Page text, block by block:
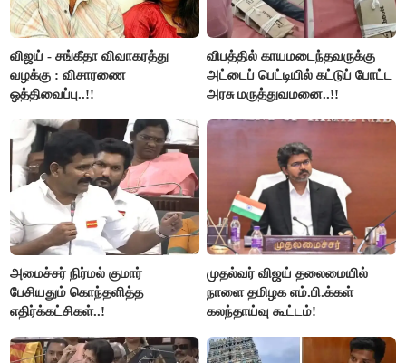
விஜய் - சங்கீதா விவாகரத்து
வழக்கு : விசாரணை
ஒத்திவைப்பு..!!
விபத்தில் காயமடைந்தவருக்கு
அட்டைப் பெட்டியில் கட்டுப் போட்ட
அரசு மருத்துவமனை..!!
அமைச்சர் நிர்மல் குமார்
பேசியதும் கொந்தளித்த
எதிர்க்கட்சிகள்..!
முதல்வர் விஜய் தலைமையில்
நாளை தமிழக எம்.பி.க்கள்
கலந்தாய்வு கூட்டம்!